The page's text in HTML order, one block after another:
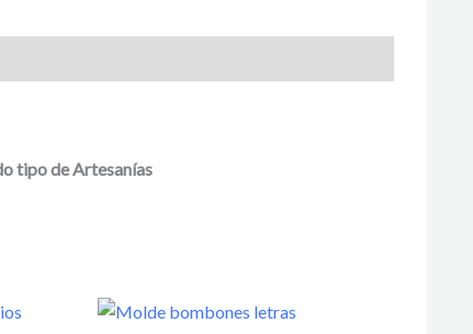
tipo de Artesanías